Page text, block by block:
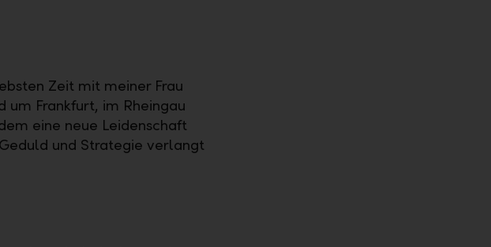
Zeit mit meiner Frau
um Frankfurt, im Rheingau
eine neue Leidenschaft
und Strategie verlangt